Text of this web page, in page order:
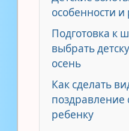
особенности
Подготовка к
выбрать
осень
Как сделать
ребенку